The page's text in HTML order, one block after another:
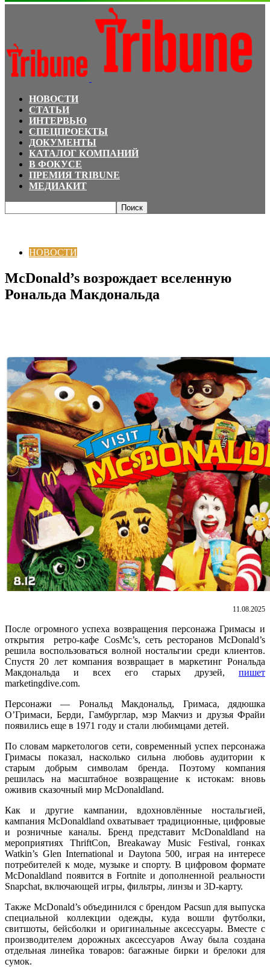
НОВОСТИ
СТАТЬИ
ИНТЕРВЬЮ
СПЕЦПРОЕКТЫ
ДОКУМЕНТЫ
КАТАЛОГ КОМПАНИЙ
В ФОКУСЕ
ПРЕМИЯ TRIBUNE
МЕДИАКИТ
НОВОСТИ
McDonald’s возрождает вселенную
Рональда Макдональда
11.08.2025
После огромного успеха возвращения персонажа Гримасы и
открытия ретро-кафе CosMc’s, сеть ресторанов McDonald’s
решила воспользоваться волной ностальгии среди клиентов.
Спустя 20 лет компания возвращает в маркетинг Рональда
Макдональда и всех его старых друзей, пишет
marketingdive.com.
Персонажи — Рональд Макдональд, Гримаса, дядюшка
О’Гримаси, Берди, Гамбурглар, мэр Макчиз и друзья Фрайи
появились еще в 1971 году и стали любимцами детей.
По словам маркетологов сети, современный успех персонажа
Гримасы показал, насколько сильна любовь аудитории к
старым добрым символам бренда. Поэтому компания
решилась на масштабное возвращение к истокам: вновь
оживив сказочный мир McDonaldland.
Как и другие кампании, вдохновлённые ностальгией,
кампания McDonaldland охватывает традиционные, цифровые
и розничные каналы. Бренд представит McDonaldland на
мероприятиях ThriftCon, Breakaway Music Festival, гонках
Watkin’s Glen International и Daytona 500, играя на интересе
потребителей к моде, музыке и спорту. В цифровом формате
McDonaldland появится в Fortnite и дополненной реальности
Snapchat, включающей игры, фильтры, линзы и 3D-карту.
Также McDonald’s объединился с брендом Pacsun для выпуска
специальной коллекции одежды, куда вошли футболки,
свитшоты, бейсболки и оригинальные аксессуары. Вместе с
производителем дорожных аксессуаров Away была создана
отдельная линейка товаров: багажные бирки и брелоки для
сумок.